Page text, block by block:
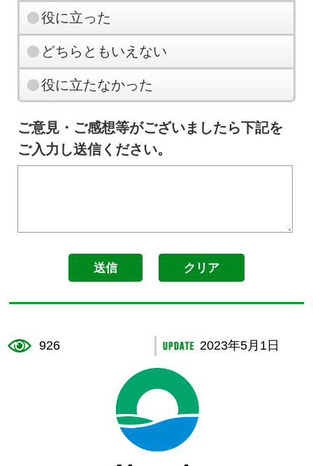
役に立った
どちらともいえない
役に立たなかった
ご意見・ご感想等がございましたら下記を
ご入力し送信ください。
926 2023年5月1日